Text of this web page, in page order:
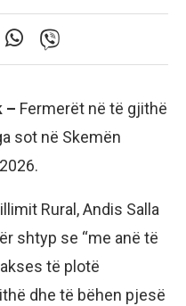
– Fermerët në të gjithë
sot në Skemën
Rural, Andis Salla
shtyp se “me anë të
të plotë
dhe të bëhen pjesë